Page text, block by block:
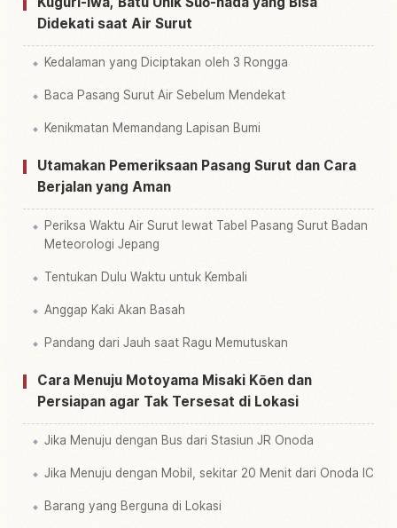
Didekati saat Air Surut
Kedalaman yang Diciptakan oleh 3 Rongga
Baca Pasang Surut Air Sebelum Mendekat
Kenikmatan Memandang Lapisan Bumi
Utamakan Pemeriksaan Pasang Surut dan Cara
Berjalan yang Aman
Periksa Waktu Air Surut lewat Tabel Pasang Surut Badan
Meteorologi Jepang
Tentukan Dulu Waktu untuk Kembali
Anggap Kaki Akan Basah
Pandang dari Jauh saat Ragu Memutuskan
Cara Menuju Motoyama Misaki Kōen dan
Persiapan agar Tak Tersesat di Lokasi
Jika Menuju dengan Bus dari Stasiun JR Onoda
Jika Menuju dengan Mobil, sekitar 20 Menit dari Onoda IC
Barang yang Berguna di Lokasi